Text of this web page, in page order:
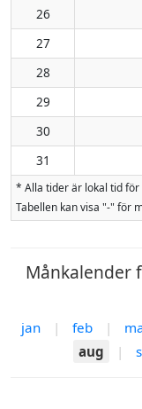
26
27
28
29
30
31
* Alla tider är lokal tid för
Tabellen kan visa "-" för
Månkalender
jan | feb |
aug
|